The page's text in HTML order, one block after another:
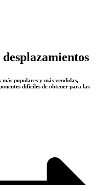
más populares y más vendidas,
difíciles de obtener para las